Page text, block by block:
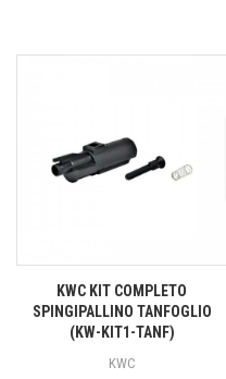
KWC KIT COMPLETO
SPINGIPALLINO TANFOGLIO
(KW-KIT1-TANF)
KWC